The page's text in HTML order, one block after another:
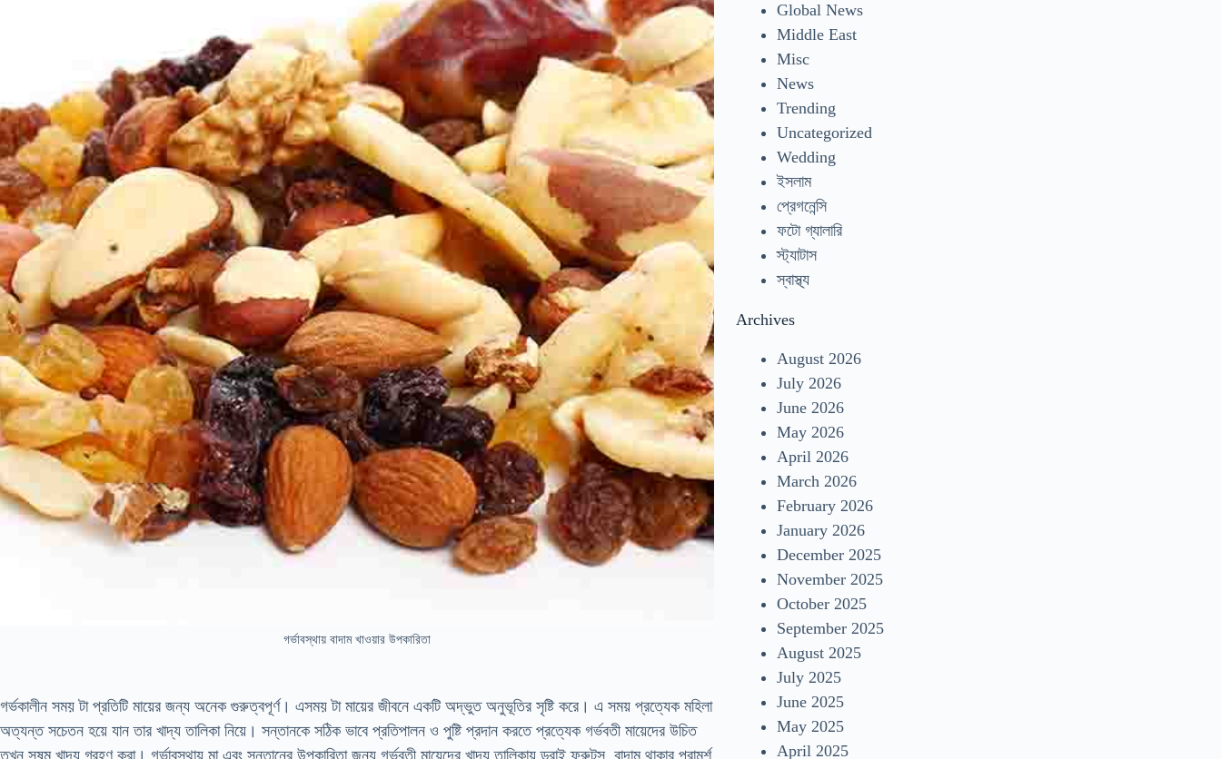
গর্ভাবস্থায় বাদাম খাওয়ার উপকারিতা
গর্ভকালীন সময় টা প্রতিটি মায়ের জন্য অনেক গুরুত্বপূর্ণ। এসময় টা মায়ের জীবনে একটি অদ্ভুত অনুভূতির সৃষ্টি করে। এ সময় প্রত্যেক মহিলা
অত্যন্ত সচেতন হয়ে যান তার খাদ্য তালিকা নিয়ে। সন্তানকে সঠিক ভাবে প্রতিপালন ও পুষ্টি প্রদান করতে প্রত্যেক গর্ভবতী মায়েদের উচিত
তখন সুষম খাদ্য গ্রহণ করা। গর্ভাবস্থায় মা এবং সন্তানের উপকারিতা জন্য গর্ভবতী মায়েদের খাদ্য তালিকায় ড্রাই ফ্রুটস, বাদাম থাকার পরামর্শ
Global News
Middle East
Misc
News
Trending
Uncategorized
Wedding
ইসলাম
প্রেগনেন্সি
ফটো গ্যালারি
স্ট্যাটাস
স্বাস্থ্য
Archives
August 2026
July 2026
June 2026
May 2026
April 2026
March 2026
February 2026
January 2026
December 2025
November 2025
October 2025
September 2025
August 2025
July 2025
June 2025
May 2025
April 2025